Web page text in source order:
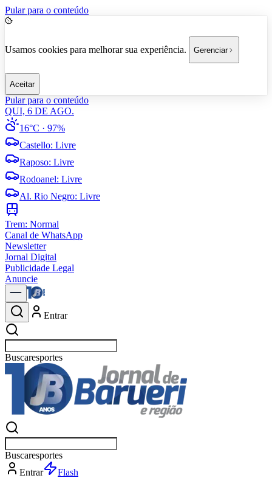
Pular para o conteúdo
Usamos cookies para melhorar sua experiência. Gerenciar
Aceitar
Pular para o conteúdo
QUI, 6 DE AGO.
16°C · 97%
Castello: Livre
Raposo: Livre
Rodoanel: Livre
Al. Rio Negro: Livre
Trem: Normal
Canal de WhatsApp
Newsletter
Jornal Digital
Publicidade Legal
Anuncie
Entrar
Buscarpolítica
Buscarpolítica
Entrar
Explorar